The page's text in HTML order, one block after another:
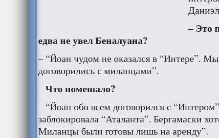
–Это
едва не увел Беналуана?
– “Йоан чудом не оказался в “Интере”.
договорились с миланцами”.
–Что помешало?
– “Йоан обо всем договорился с
заблокировала “Аталанта”. Бергамаски
Миланцы были готовы лишь на аренду”.